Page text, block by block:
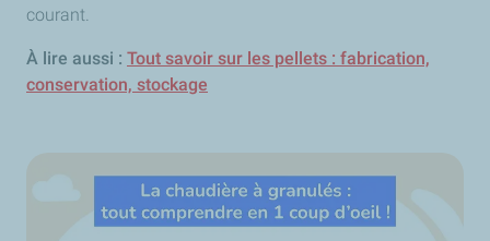
courant.
À lire aussi : Tout savoir sur les pellets : fabrication,
conservation, stockage